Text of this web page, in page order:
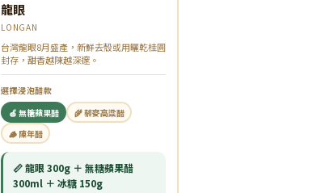
龍眼
LONGAN
台灣龍眼8月盛產，新鮮去殼或用曬乾桂圓
封存，甜香越陳越深邃。
選擇浸泡醋款
🍏 無糖蘋果醋
🌾 藜麥高粱醋
🪵 陳年醋
📏 龍眼 300g ＋ 無糖蘋果醋
300ml ＋ 冰糖 150g